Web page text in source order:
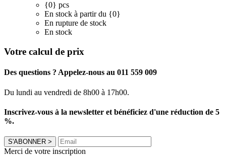
{0} pcs
En stock à partir du {0}
En rupture de stock
En stock
Votre calcul de prix
Des questions ? Appelez-nous au 011 559 009
Du lundi au vendredi de 8h00 à 17h00.
Inscrivez-vous à la newsletter et bénéficiez d'une réduction de 5
%.
S'ABONNER >
Merci de votre inscription